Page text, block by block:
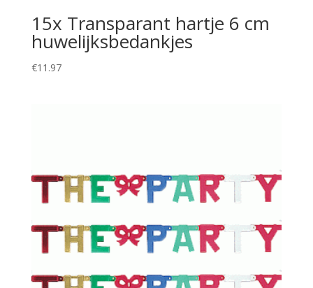
15x Transparant hartje 6 cm
huwelijksbedankjes
€11.97